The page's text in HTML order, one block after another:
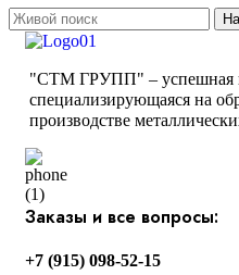
"СТМ ГРУПП" – успешная
специализирующаяся на
производстве
Заказы и все вопросы:
+7 (915) 098-52-15